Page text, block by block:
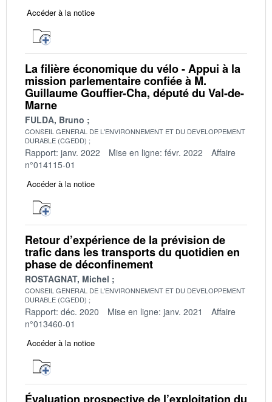
Accéder à la notice
La filière économique du vélo - Appui à la
mission parlementaire confiée à M.
Guillaume Gouffier-Cha, député du Val-de-
Marne
FULDA, Bruno
CONSEIL GENERAL DE L'ENVIRONNEMENT ET DU DEVELOPPEMENT
DURABLE (CGEDD)
Rapport: janv. 2022 Mise en ligne: févr. 2022
Affaire
n°014115-01
Accéder à la notice
Retour d’expérience de la prévision de
trafic dans les transports du quotidien en
phase de déconfinement
ROSTAGNAT, Michel
CONSEIL GENERAL DE L'ENVIRONNEMENT ET DU DEVELOPPEMENT
DURABLE (CGEDD)
Rapport: déc. 2020 Mise en ligne: janv. 2021
Affaire
n°013460-01
Accéder à la notice